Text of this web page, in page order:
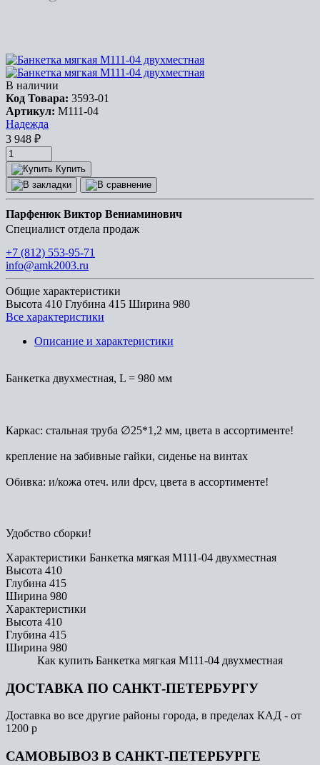
В наличии
Код Товара: 3593-01
Артикул: М111-04
Надежда
3 948 ₽
Купить
Парфенюк Виктор Вениаминович
Специалист отдела продаж
+7 (812) 553-95-71
info@amk2003.ru
Общие характеристики
Высота 410 Глубина 415 Ширина 980
Все характеристики
Описание и характеристики
Банкетка двухместная, L = 980 мм
Каркас: стальная труба ∅25*1,2 мм, цвета в ассортименте!
крепление на забивные гайки, сиденье на винтах
Обивка: и/кожа отеч. или dpcv, цвета в ассортименте!
Удобство сборки!
Характеристики Банкетка мягкая М111-04 двухместная
Высота 410
Глубина 415
Ширина 980
Характеристики
Высота 410
Глубина 415
Ширина 980
Как купить Банкетка мягкая М111-04 двухместная
ДОСТАВКА ПО САНКТ-ПЕТЕРБУРГУ
Доставка во все другие районы города, в пределах КАД - от
1200 р
САМОВЫВОЗ В САНКТ-ПЕТЕРБУРГЕ